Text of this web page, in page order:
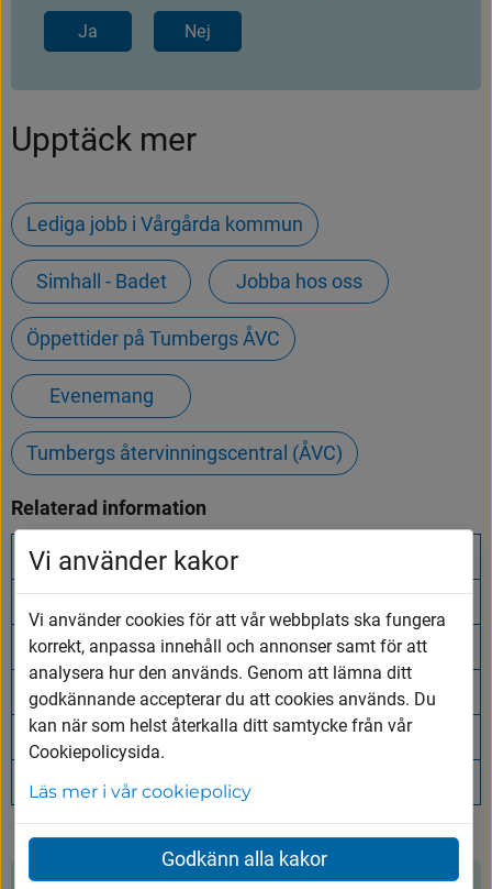
Ja Nej
Upptäck mer
Lediga jobb i Vårgårda kommun
Simhall - Badet Jobba hos oss
Öppettider på Tumbergs ÅVC
Evenemang
Tumbergs återvinningscentral (ÅVC)
Relaterad information
CRA
(länk
till
webbplats)
(länk
till
annan
webbplats)
Anonyma alkoholister
(länk
till
annan
webbplats)
Anonyma narkomaner
(länk
till
annan
webbplats)
Spelfriheten
(länk
till
annan
webbplats)
Spelpaus
(länk
till
annan
Vi använder kakor
Vi använder cookies för att vår webbplats ska fungera
korrekt, anpassa innehåll och annonser samt för att
analysera hur den används. Genom att lämna ditt
godkännande accepterar du att cookies används. Du
kan när som helst återkalla ditt samtycke från vår
Cookiepolicysida.
Läs mer i vår cookiepolicy
Godkänn alla kakor